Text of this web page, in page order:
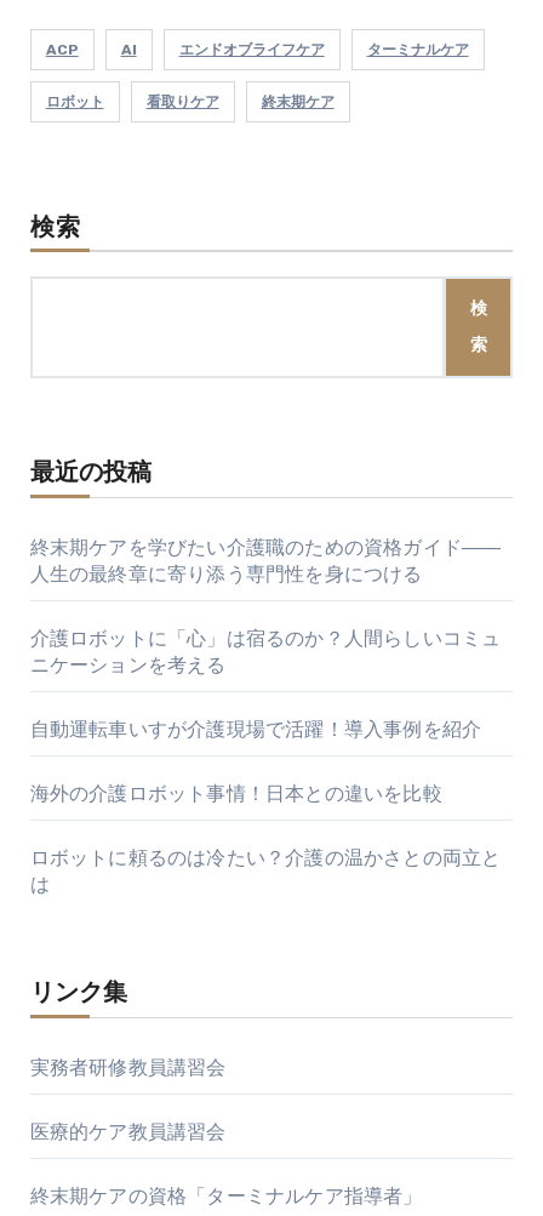
ACP AI エンドオブライフケア ターミナルケア
ロボット 看取りケア 終末期ケア
検索
検
索
最近の投稿
終末期ケアを学びたい介護職のための資格ガイド――
人生の最終章に寄り添う専門性を身につける
介護ロボットに「心」は宿るのか？人間らしいコミュ
ニケーションを考える
自動運転車いすが介護現場で活躍！導入事例を紹介
海外の介護ロボット事情！日本との違いを比較
ロボットに頼るのは冷たい？介護の温かさとの両立と
は
リンク集
実務者研修教員講習会
医療的ケア教員講習会
終末期ケアの資格「ターミナルケア指導者」